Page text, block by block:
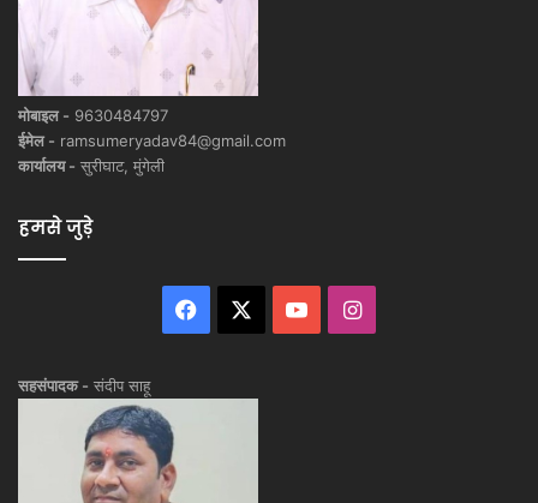
मोबाइल - 9630484797
ईमेल - ramsumeryadav84@gmail.com
कार्यालय - सुरीघाट, मुंगेली
हमसे जुड़े
Facebook YouTubeInstagram
सहसंपादक - संदीप साहू